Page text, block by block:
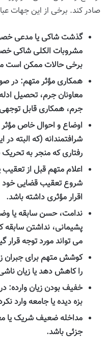
صادر کند. برخی از این جهات
گذشت شاکی یا مدعی
مشروبات الکلی شاکی
برخی حالات ممکن است
همکاری مؤثر متهم: در
معاونان جرم، تحصیل
جرم، همکاری قابل
اوضاع و احوال خاص مؤثر
شرافتمندانه (که البته
رفتاری که منجر به
اعلام متهم قبل از تعقیب
شروع تعقیب قضایی خود
اقرار مؤثری داشته باشد.
ندامت، حسن سابقه یا
پشیمانی، نداشتن
می تواند مورد توجه قرار
کوشش متهم برای جبران
را کاهش دهد یا زیان
خفیف بودن زیان وارده:
بزه دیده یا جامعه وارد
مداخله ضعیف شریک یا
جزئی باشد.